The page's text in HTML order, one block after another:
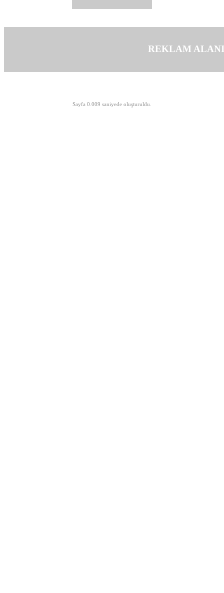
REKLAM ALANI
Sayfa 0.009 saniyede oluşturuldu.